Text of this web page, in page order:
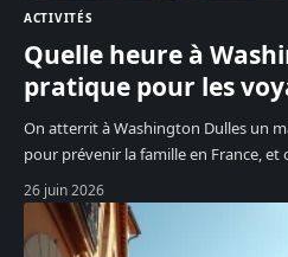
ACTIVITÉS
Quelle heure à
pratique pour les
On atterrit à Washington Dulles un
pour prévenir la famille en France, et
26 juin 2026